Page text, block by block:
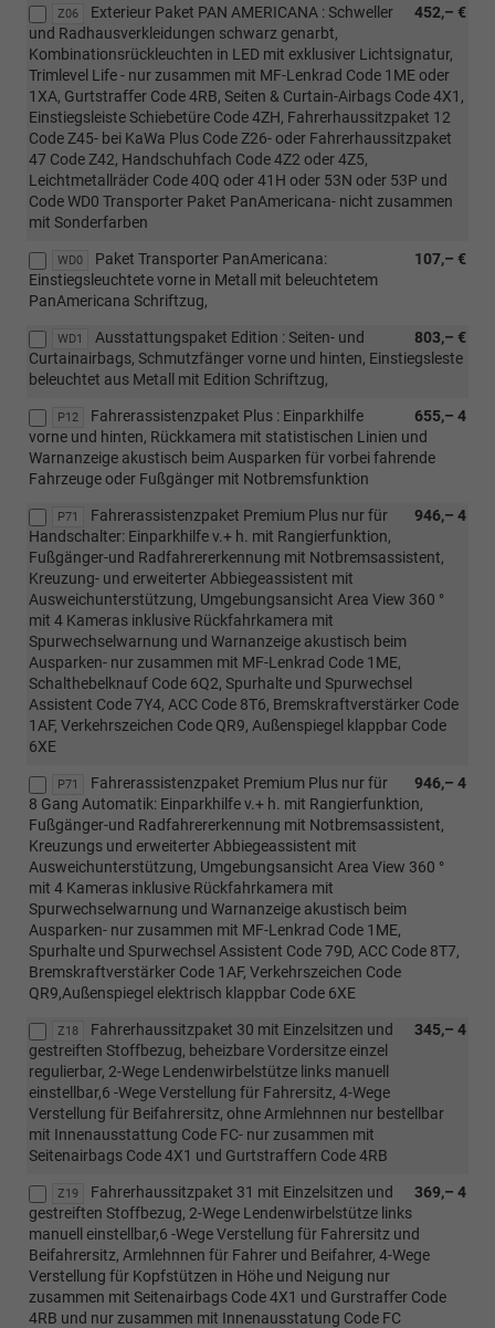
Z06 452,– €
Exterieur Paket PAN AMERICANA : Schweller
und Radhausverkleidungen schwarz genarbt,
Kombinationsrückleuchten in LED mit exklusiver Lichtsignatur,
Trimlevel Life - nur zusammen mit MF-Lenkrad Code 1ME oder
1XA, Gurtstraffer Code 4RB, Seiten & Curtain-Airbags Code 4X1,
Einstiegsleiste Schiebetüre Code 4ZH, Fahrerhaussitzpaket 12
Code Z45- bei KaWa Plus Code Z26- oder Fahrerhaussitzpaket
47 Code Z42, Handschuhfach Code 4Z2 oder 4Z5,
Leichtmetallräder Code 40Q oder 41H oder 53N oder 53P und
Code WD0 Transporter Paket PanAmericana- nicht zusammen
mit Sonderfarben
WD0 107,– €
Paket Transporter PanAmericana:
Einstiegsleuchtete vorne in Metall mit beleuchtetem
PanAmericana Schriftzug,
WD1 803,– €
Ausstattungspaket Edition : Seiten- und
Curtainairbags, Schmutzfänger vorne und hinten, Einstiegsleste
beleuchtet aus Metall mit Edition Schriftzug,
P12 655,– 4
Fahrerassistenzpaket Plus : Einparkhilfe
vorne und hinten, Rückkamera mit statistischen Linien und
Warnanzeige akustisch beim Ausparken für vorbei fahrende
Fahrzeuge oder Fußgänger mit Notbremsfunktion
P71 946,– 4
Fahrerassistenzpaket Premium Plus nur für
Handschalter: Einparkhilfe v.+ h. mit Rangierfunktion,
Fußgänger-und Radfahrererkennung mit Notbremsassistent,
Kreuzung- und erweiterter Abbiegeassistent mit
Ausweichunterstützung, Umgebungsansicht Area View 360 °
mit 4 Kameras inklusive Rückfahrkamera mit
Spurwechselwarnung und Warnanzeige akustisch beim
Ausparken- nur zusammen mit MF-Lenkrad Code 1ME,
Schalthebelknauf Code 6Q2, Spurhalte und Spurwechsel
Assistent Code 7Y4, ACC Code 8T6, Bremskraftverstärker Code
1AF, Verkehrszeichen Code QR9, Außenspiegel klappbar Code
6XE
P71 946,– 4
Fahrerassistenzpaket Premium Plus nur für
8 Gang Automatik: Einparkhilfe v.+ h. mit Rangierfunktion,
Fußgänger-und Radfahrererkennung mit Notbremsassistent,
Kreuzungs und erweiterter Abbiegeassistent mit
Ausweichunterstützung, Umgebungsansicht Area View 360 °
mit 4 Kameras inklusive Rückfahrkamera mit
Spurwechselwarnung und Warnanzeige akustisch beim
Ausparken- nur zusammen mit MF-Lenkrad Code 1ME,
Spurhalte und Spurwechsel Assistent Code 79D, ACC Code 8T7,
Bremskraftverstärker Code 1AF, Verkehrszeichen Code
QR9,Außenspiegel elektrisch klappbar Code 6XE
Z18 345,– 4
Fahrerhaussitzpaket 30 mit Einzelsitzen und
gestreiften Stoffbezug, beheizbare Vordersitze einzel
regulierbar, 2-Wege Lendenwirbelstütze links manuell
einstellbar,6 -Wege Verstellung für Fahrersitz, 4-Wege
Verstellung für Beifahrersitz, ohne Armlehnnen nur bestellbar
mit Innenausstattung Code FC- nur zusammen mit
Seitenairbags Code 4X1 und Gurtstraffern Code 4RB
Z19 369,– 4
Fahrerhaussitzpaket 31 mit Einzelsitzen und
gestreiften Stoffbezug, 2-Wege Lendenwirbelstütze links
manuell einstellbar,6 -Wege Verstellung für Fahrersitz und
Beifahrersitz, Armlehnnen für Fahrer und Beifahrer, 4-Wege
Verstellung für Kopfstützen in Höhe und Neigung nur
zusammen mit Seitenairbags Code 4X1 und Gurstraffer Code
4RB und nur zusammen mit Innenausstatung Code FC